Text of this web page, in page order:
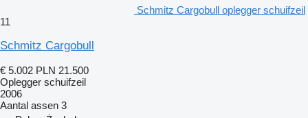
Schmitz Cargobull oplegger schuifzeil
11
Schmitz Cargobull
€ 5.002 PLN 21.500
Oplegger schuifzeil
2006
Aantal assen 3